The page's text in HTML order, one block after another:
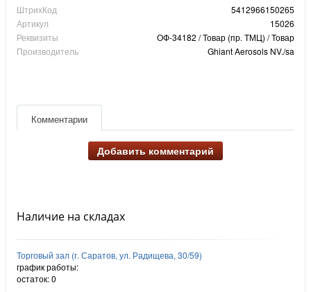
ШтрихКод
5412966150265
Артикул
15026
Реквизиты
ОФ-34182 / Товар (пр. ТМЦ) / Товар
Производитель
Ghiant Aerosols NV./sa
Комментарии
Добавить комментарий
Наличие на складах
Торговый зал (г. Саратов, ул. Радищева, 30/59)
график работы:
остаток:0